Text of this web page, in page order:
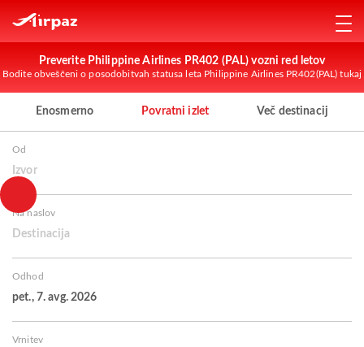
Preverite Philippine Airlines PR402 (PAL) vozni red letov
Bodite obveščeni o posodobitvah statusa leta Philippine Airlines PR402(PAL) tukaj
Enosmerno Povratni izlet Več destinacij
Od
Izvor
Na naslov
Destinacija
Odhod
pet., 7. avg. 2026
Vrnitev